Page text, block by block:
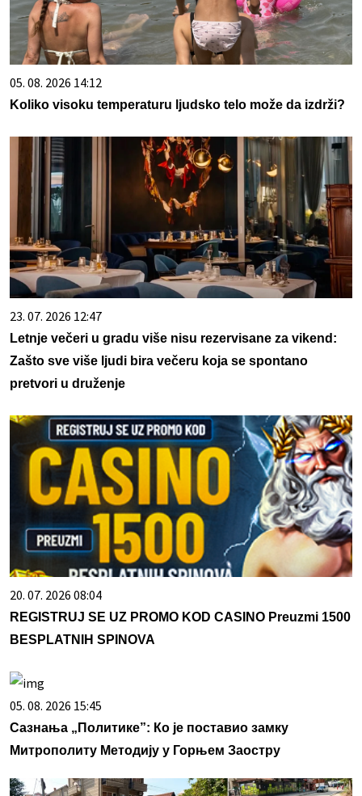
05. 08. 2026 14:12
Koliko visoku temperaturu ljudsko telo može da izdrži?
23. 07. 2026 12:47
Letnje večeri u gradu više nisu rezervisane za vikend:
Zašto sve više ljudi bira večeru koja se spontano
pretvori u druženje
20. 07. 2026 08:04
REGISTRUJ SE UZ PROMO KOD CASINO Preuzmi 1500
BESPLATNIH SPINOVA
05. 08. 2026 15:45
Сазнања „Политике”: Ко је поставио замку
Митрополиту Методију у Горњем Заостру